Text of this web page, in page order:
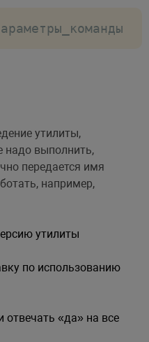
утилиты,
надо выполнить,
передается имя
например,
утилиты
по использованию
отвечать «да» на все